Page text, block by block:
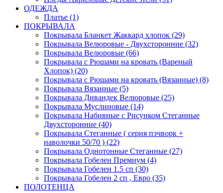
ОДЕЖДА
Платье (1)
ПОКРЫВАЛА
Покрывала Бланкет Жаккард хлопок (29)
Покрывала Велюровые - Двухсторонние (32)
Покрывала Велюровые (66)
Покрывала с Рюшами на кровать (Вареный
Хлопок) (20)
Покрывала с Рюшами на кровать (Вязанные) (8)
Покрывала Вязанные (5)
Покрывала Дивандек Велюровые (25)
Покрывала Муслиновые (14)
Покрывала Набивные с Рисунком Стеганные
Двухсторонние (40)
Покрывала Стеганные ( серия пэчворк +
наволочки 50/70 ) (22)
Покрывала Однотонные Стеганные (27)
Покрывала Гобелен Премиум (4)
Покрывала Гобелен 1.5 сп (30)
Покрывала Гобелен 2 сп , Евро (35)
ПОЛОТЕНЦА